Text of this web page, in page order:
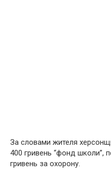
За словами жителя
400 гривень “фонд школи”,
гривень за охорону.